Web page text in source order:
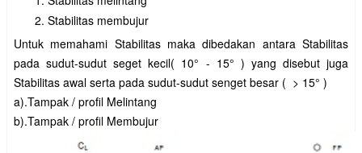
Stabilitas membujur
Untuk memahami Stabilitas maka dibedakan antara Stabilitas
pada sudut-sudut seget kecil( 10° - 15° ) yang disebut juga
Stabilitas awal serta pada sudut-sudut senget besar ( > 15° )
a).Tampak / profil Melintang
b).Tampak / profil Membujur